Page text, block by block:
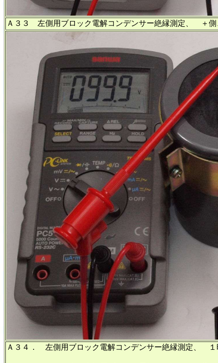
Ａ３３ 左側用ブロック電解コンデンサー絶縁測定、 ＋側
Ａ３４． 左側用ブロック電解コンデンサー絶縁測定、 １